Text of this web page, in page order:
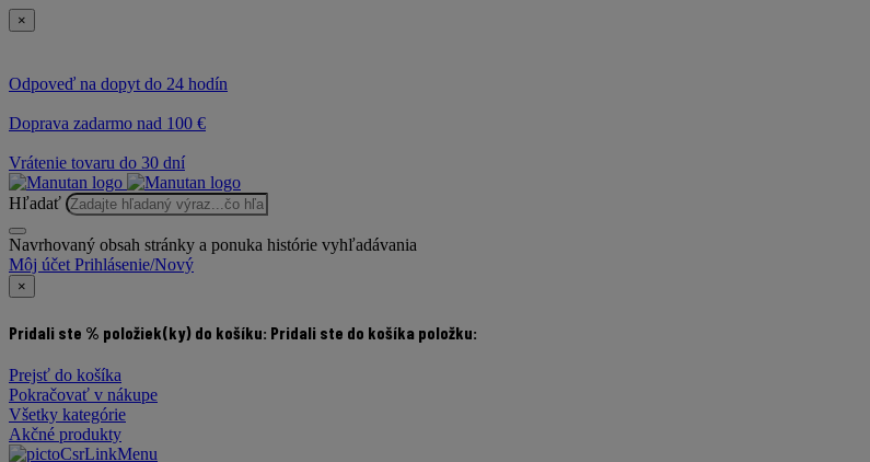
×
Odpoveď na dopyt do 24 hodín
Doprava zadarmo nad 100 €
Vrátenie tovaru do 30 dní
Hľadať
Navrhovaný obsah stránky a ponuka histórie vyhľadávania
Môj účet Prihlásenie/Nový
×
Pridali ste % položiek(ky) do košíku: Pridali ste do košíka položku:
Prejsť do košíka
Pokračovať v nákupe
Všetky kategórie
Akčné produkty